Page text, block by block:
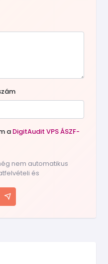
a DigitAudit VPS ÁSZF-
nem automatikus
és